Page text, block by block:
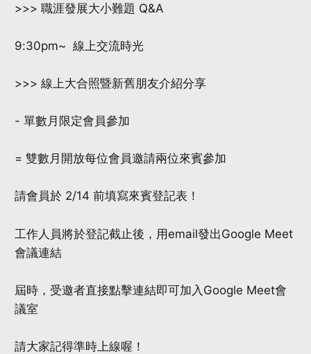
>>> 職涯發展大小難題 Q&A
9:30pm~ 線上交流時光
>>> 線上大合照暨新舊朋友介紹分享
- 單數月限定會員參加
= 雙數月開放每位會員邀請兩位來賓參加
請會員於 2/14 前填寫來賓登記表！
工作人員將於登記截止後，用email發出Google Meet
會議連結
屆時，受邀者直接點擊連結即可加入Google Meet會
議室
請大家記得準時上線喔！